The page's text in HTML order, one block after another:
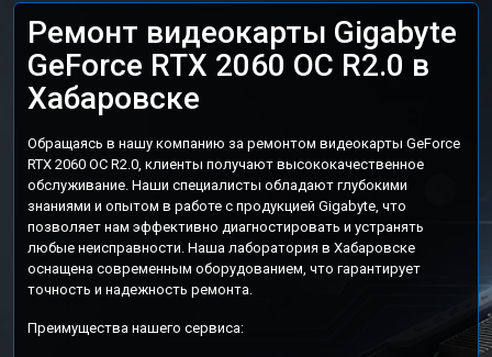
Ремонт видеокарты Gigabyte
GeForce RTX 2060 OC R2.0 в
Хабаровске
Обращаясь в нашу компанию за ремонтом видеокарты GeForce
RTX 2060 OC R2.0, клиенты получают высококачественное
обслуживание. Наши специалисты обладают глубокими
знаниями и опытом в работе с продукцией Gigabyte, что
позволяет нам эффективно диагностировать и устранять
любые неисправности. Наша лаборатория в Хабаровске
оснащена современным оборудованием, что гарантирует
точность и надежность ремонта.
Преимущества нашего сервиса: